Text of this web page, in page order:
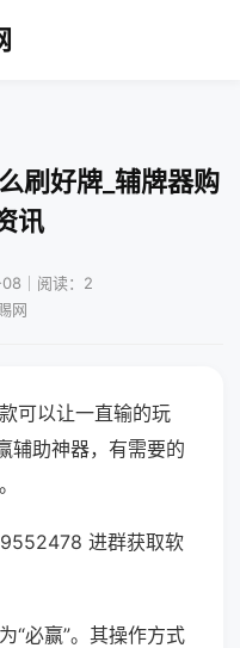
刷好牌_辅牌器购
讯
｜阅读：2
网
可以让一直输的玩
辅助神器，有需要的
进群获取软
“必赢”。其操作方式